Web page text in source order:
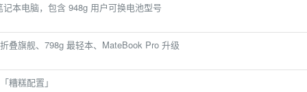
本电脑，包含 948g 用户可换电池型号
叠旗舰、798g 最轻本、MateBook Pro 升级
糟糕配置」